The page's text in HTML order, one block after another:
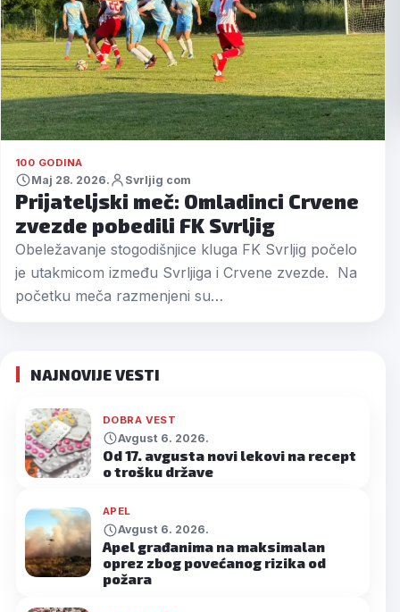
100 GODINA
Maj 28. 2026. Svrljig com
Prijateljski meč: Omladinci Crvene
zvezde pobedili FK Svrljig
Obeležavanje stogodišnjice kluga FK Svrljig počelo
je utakmicom između Svrljiga i Crvene zvezde. Na
početku meča razmenjeni su…
NAJNOVIJE VESTI
DOBRA VEST
Avgust 6. 2026.
Od 17. avgusta novi lekovi na recept
o trošku države
APEL
Avgust 6. 2026.
Apel građanima na maksimalan
oprez zbog povećanog rizika od
požara